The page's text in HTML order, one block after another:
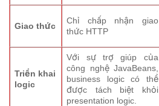
Giao thức
Chỉ chấp nhận giao
thức HTTP
Triển khai
logic
Với sự trợ giúp của
công nghệ JavaBeans,
business logic có thể
được tách biệt khỏi
presentation logic.